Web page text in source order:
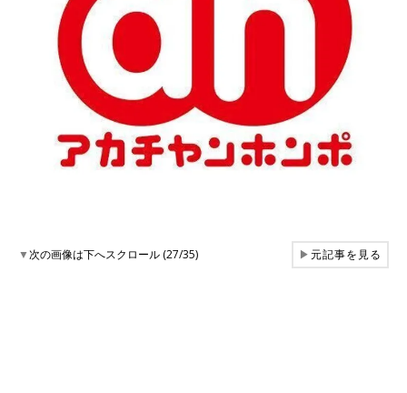
▼次の画像は下へスクロール (27/35) ▶元記事を見る